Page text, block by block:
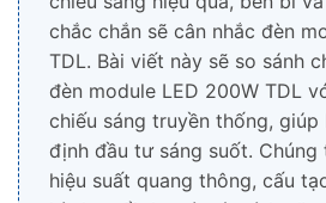
chắc chắn sẽ cân nhắc đèn
TDL. Bài viết này sẽ so sánh
đèn module LED 200W TDL
chiếu sáng truyền thống,
định đầu tư sáng suốt.
hiệu suất quang thông, cấu